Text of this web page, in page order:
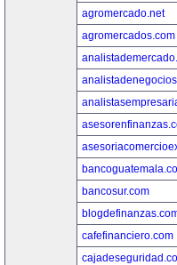
agromercado.net
agromercados.com
bancosur.com
cafefinanciero.com